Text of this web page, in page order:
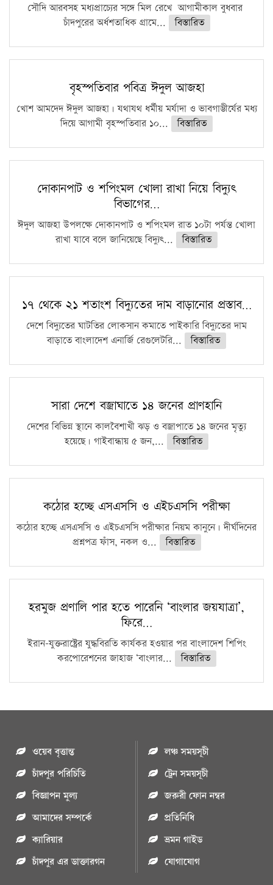
সৌদি আরবসহ মধ্যপ্রাচ্যের সঙ্গে মিল রেখে আগামীকাল বুধবার
চাঁদপুরের অর্ধশতাধিক গ্রামে...
বিস্তারিত
বৃহস্পতিবার পবিত্র ঈদুল আজহা
খোশ আমদেদ ঈদুল আজহা। যথাযথ ধর্মীয় মর্যাদা ও ভাবগাম্ভীর্যের মধ্য
দিয়ে আগামী বৃহস্পতিবার ১০...
বিস্তারিত
দোকানপাট ও শপিংমল খোলা রাখা নিয়ে বিদ্যুৎ
বিভাগের…
ঈদুল আজহা উপলক্ষে দোকানপাট ও শপিংমল রাত ১০টা পর্যন্ত খোলা
রাখা যাবে বলে জানিয়েছে বিদ্যুৎ...
বিস্তারিত
১৭ থেকে ২১ শতাংশ বিদ্যুতের দাম বাড়ানোর প্রস্তাব…
দেশে বিদ্যুতের ঘাটতির লোকসান কমাতে পাইকারি বিদ্যুতের দাম
বাড়াতে বাংলাদেশ এনার্জি রেগুলেটরি...
বিস্তারিত
সারা দেশে বজ্রাঘাতে ১৪ জনের প্রাণহানি
দেশের বিভিন্ন স্থানে কালবৈশাখী ঝড় ও বজ্রাপাতে ১৪ জনের মৃত্যু
হয়েছে। গাইবান্ধায় ৫ জন,...
বিস্তারিত
কঠোর হচ্ছে এসএসসি ও এইচএসসি পরীক্ষা
কঠোর হচ্ছে এসএসসি ও এইচএসসি পরীক্ষার নিয়ম কানুনে। দীর্ঘদিনের
প্রশ্নপত্র ফাঁস, নকল ও...
বিস্তারিত
হরমুজ প্রণালি পার হতে পারেনি ‘বাংলার জয়যাত্রা’,
ফিরে…
ইরান-যুক্তরাষ্ট্রের যুদ্ধবিরতি কার্যকর হওয়ার পর বাংলাদেশ শিপিং
করপোরেশনের জাহাজ ‘বাংলার...
বিস্তারিত
ওয়েব বৃত্তান্ত
চাঁদপুর পরিচিতি
বিজ্ঞাপন মুল্য
আমাদের সম্পর্কে
ক্যারিয়ার
চাঁদপুর এর ডাক্তারগন
লঞ্চ সময়সূচী
ট্রেন সময়সূচী
জরুরী ফোন নম্বর
প্রতিনিধি
ভ্রমন গাইড
যোগাযোগ